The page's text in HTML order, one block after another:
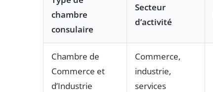
chambre
consulaire
Secteur
d’activité
Chambre de
Commerce et
d’Industrie
Commerce,
industrie,
services